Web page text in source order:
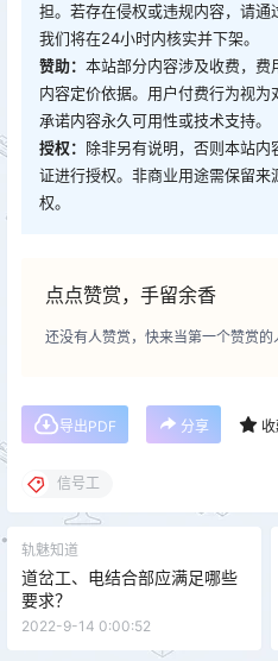
担。若存在侵权或违规内容，请通
我们将在24小时内核实并下架。
赞助： 本站部分内容涉及收费，
内容定价依据。用户付费行为视
承诺内容永久可用性或技术支持。
授权： 除非另有说明，否则本站内
证进行授权。非商业用途需保留
权。
点点赞赏，手留余香
还没有人赞赏，快来当第一个赞赏的
导出PDF 分享
信号工
轨魅知道
道岔工、电结合部应满足哪些
要求？
2022-9-14 0:00:52